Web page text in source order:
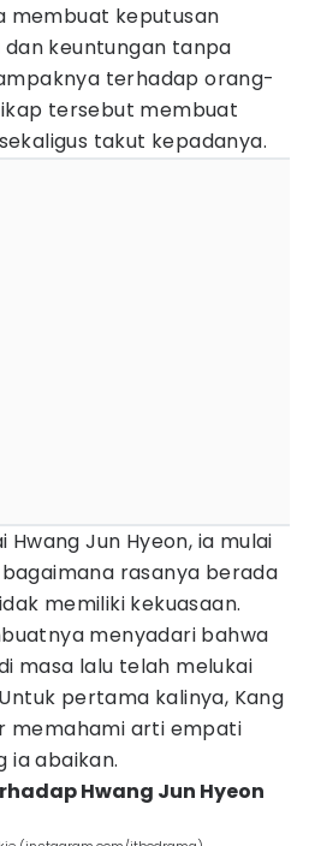
membuat keputusan
keuntungan tanpa
terhadap orang-
tersebut membuat
takut kepadanya.
Jun Hyeon, ia mulai
rasanya berada
memiliki kekuasaan.
menyadari bahwa
masa lalu telah melukai
pertama kalinya, Kang
memahami arti empati
ia abaikan.
Hwang Jun Hyeon